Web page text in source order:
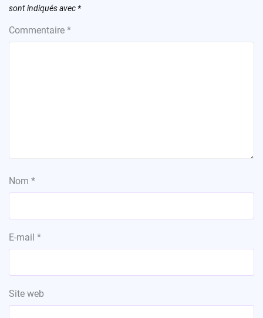
sont indiqués avec *
Commentaire *
Nom *
E-mail *
Site web